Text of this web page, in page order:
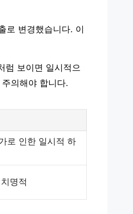
로 변경했습니다. 이
럼 보이면 일시적으
의해야 합니다.
로 인한 일시적 하
명적